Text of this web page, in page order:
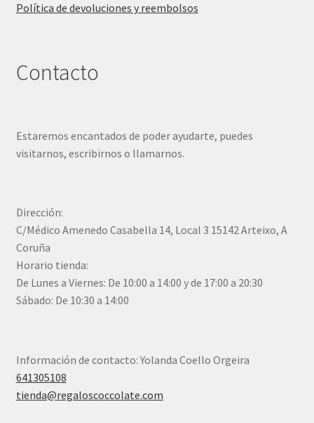
Política de devoluciones y reembolsos
Contacto
Estaremos encantados de poder ayudarte, puedes
visitarnos, escribirnos o llamarnos.
Dirección:
C/Médico Amenedo Casabella 14, Local 3 15142 Arteixo, A
Coruña
Horario tienda:
De Lunes a Viernes: De 10:00 a 14:00 y de 17:00 a 20:30
Sábado: De 10:30 a 14:00
Información de contacto: Yolanda Coello Orgeira
641305108
tienda@regaloscoccolate.com